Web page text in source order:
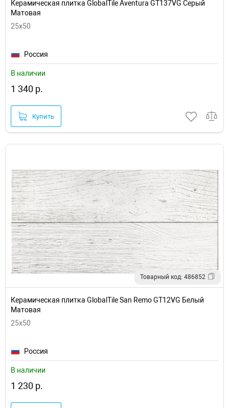
Керамическая плитка GlobalTile Aventura GT137VG Серый
Матовая
25x50
Россия
В наличии
1 340 р.
Купить
Товарный код: 486852
Керамическая плитка GlobalTile San Remo GT12VG Белый
Матовая
25x50
Россия
В наличии
1 230 р.